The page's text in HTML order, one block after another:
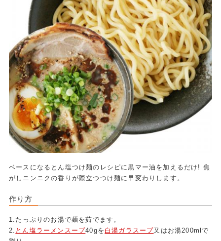
ベースになるとん塩つけ麺のレシピに黒マー油を加えるだけ! 焦
がしニンニクの香りが際立つつけ麺に早変わりします。
作り方
1.たっぷりのお湯で麺を茹でます。
2. とん塩ラーメンスープ40gを 白湯ガラスープ又はお湯200mlで